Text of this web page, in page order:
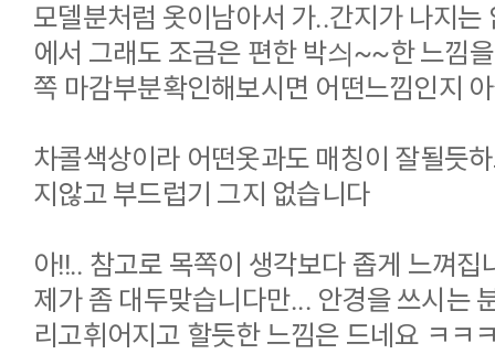
모델분처럼 옷이남아서 가..간지가 나지는
에서 그래도 조금은 편한 박싀~~한 느낌
쪽 마감부분확인해보시면 어떤느낌인지
차콜색상이라 어떤옷과도 매칭이 잘될듯
지않고 부드럽기 그지 없습니다
아!!.. 참고로 목쪽이 생각보다 좁게 느껴집
제가 좀 대두맞습니다만... 안경을 쓰시는
리고휘어지고 할듯한 느낌은 드네요 ㅋㅋ